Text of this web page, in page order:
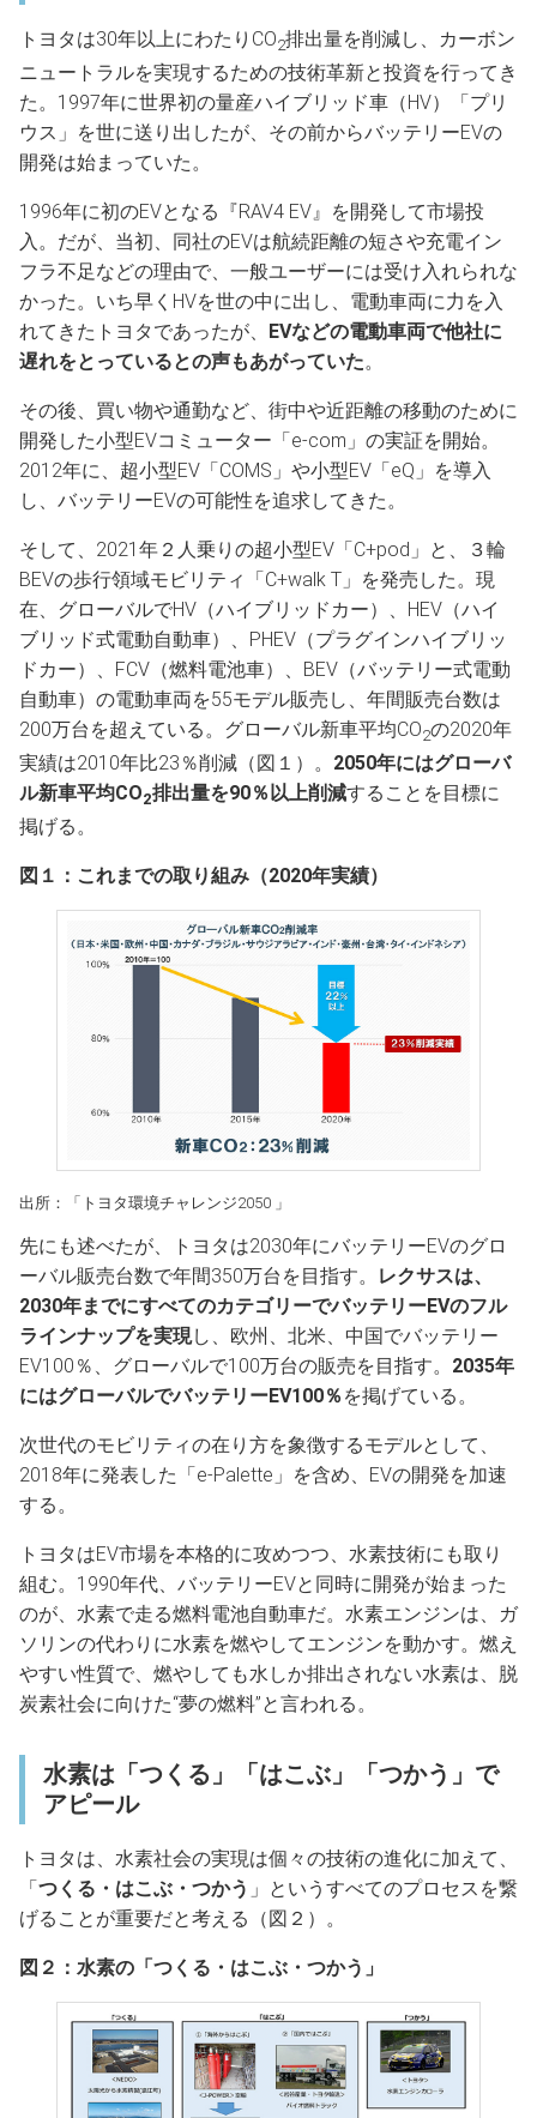
トヨタは30年以上にわたりCO2排出量を削減し、カーボン
ニュートラルを実現するための技術革新と投資を行ってき
た。1997年に世界初の量産ハイブリッド車（HV）「プリ
ウス」を世に送り出したが、その前からバッテリーEVの
開発は始まっていた。
1996年に初のEVとなる『RAV4 EV』を開発して市場投
入。だが、当初、同社のEVは航続距離の短さや充電イン
フラ不足などの理由で、一般ユーザーには受け入れられな
かった。いち早くHVを世の中に出し、電動車両に力を入
れてきたトヨタであったが、 EVなどの電動車両で他社に
遅れをとっているとの声もあがっていた。
その後、買い物や通勤など、街中や近距離の移動のために
開発した小型EVコミューター「e-com」の実証を開始。
2012年に、超小型EV「COMS」や小型EV「eQ」を導入
し、バッテリーEVの可能性を追求してきた。
そして、2021年２人乗りの超小型EV「C+pod」と、３輪
BEVの歩行領域モビリティ「C+walk T」を発売した。現
在、グローバルでHV（ハイブリッドカー）、HEV（ハイ
ブリッド式電動自動車）、PHEV（プラグインハイブリッ
ドカー）、FCV（燃料電池車）、BEV（バッテリー式電動
自動車）の電動車両を55モデル販売し、年間販売台数は
200万台を超えている。グローバル新車平均CO2の2020年
実績は2010年比23％削減（図１）。 2050年にはグローバ
ル新車平均CO2排出量を90％以上削減することを目標に
掲げる。
図１：これまでの取り組み（2020年実績）
出所：「トヨタ環境チャレンジ2050 」
先にも述べたが、トヨタは2030年にバッテリーEVのグロ
ーバル販売台数で年間350万台を目指す。
レクサスは、
2030年までにすべてのカテゴリーでバッテリーEVのフル
ラインナップを実現し、欧州、北米、中国でバッテリー
EV100％、グローバルで100万台の販売を目指す。 2035年
にはグローバルでバッテリーEV100％ を掲げている。
次世代のモビリティの在り方を象徴するモデルとして、
2018年に発表した「e-Palette」を含め、EVの開発を加速
する。
トヨタはEV市場を本格的に攻めつつ、水素技術にも取り
組む。1990年代、バッテリーEVと同時に開発が始まった
のが、水素で走る燃料電池自動車だ。水素エンジンは、ガ
ソリンの代わりに水素を燃やしてエンジンを動かす。燃え
やすい性質で、燃やしても水しか排出されない水素は、脱
炭素社会に向けた“夢の燃料”と言われる。
水素は「つくる」「はこぶ」「つかう」で
アピール
トヨタは、水素社会の実現は個々の技術の進化に加えて、
「つくる・はこぶ・つかう 」というすべてのプロセスを繋
げることが重要だと考える（図２）。
図２：水素の「つくる・はこぶ・つかう」